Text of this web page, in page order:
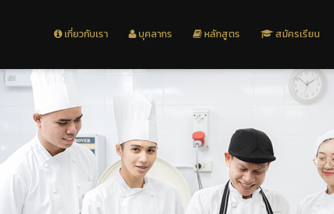
เกี่ยวกับเรา บุคลากร หลักสูตร สมัครเรียน